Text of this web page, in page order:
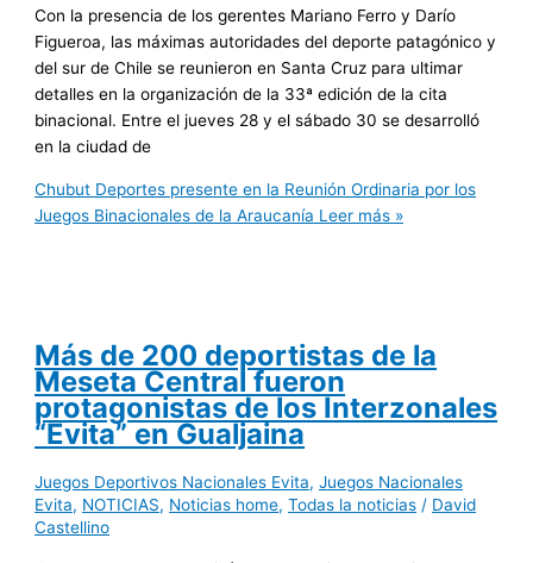
Con la presencia de los gerentes Mariano Ferro y Darío
Figueroa, las máximas autoridades del deporte patagónico y
del sur de Chile se reunieron en Santa Cruz para ultimar
detalles en la organización de la 33ª edición de la cita
binacional. Entre el jueves 28 y el sábado 30 se desarrolló
en la ciudad de
Chubut Deportes presente en la Reunión Ordinaria por los
Juegos Binacionales de la Araucanía Leer más »
Más de 200 deportistas de la
Meseta Central fueron
protagonistas de los Interzonales
“Evita” en Gualjaina
Juegos Deportivos Nacionales Evita,Juegos Nacionales
Evita, NOTICIAS, Noticias home,Todas la noticias / David
Castellino